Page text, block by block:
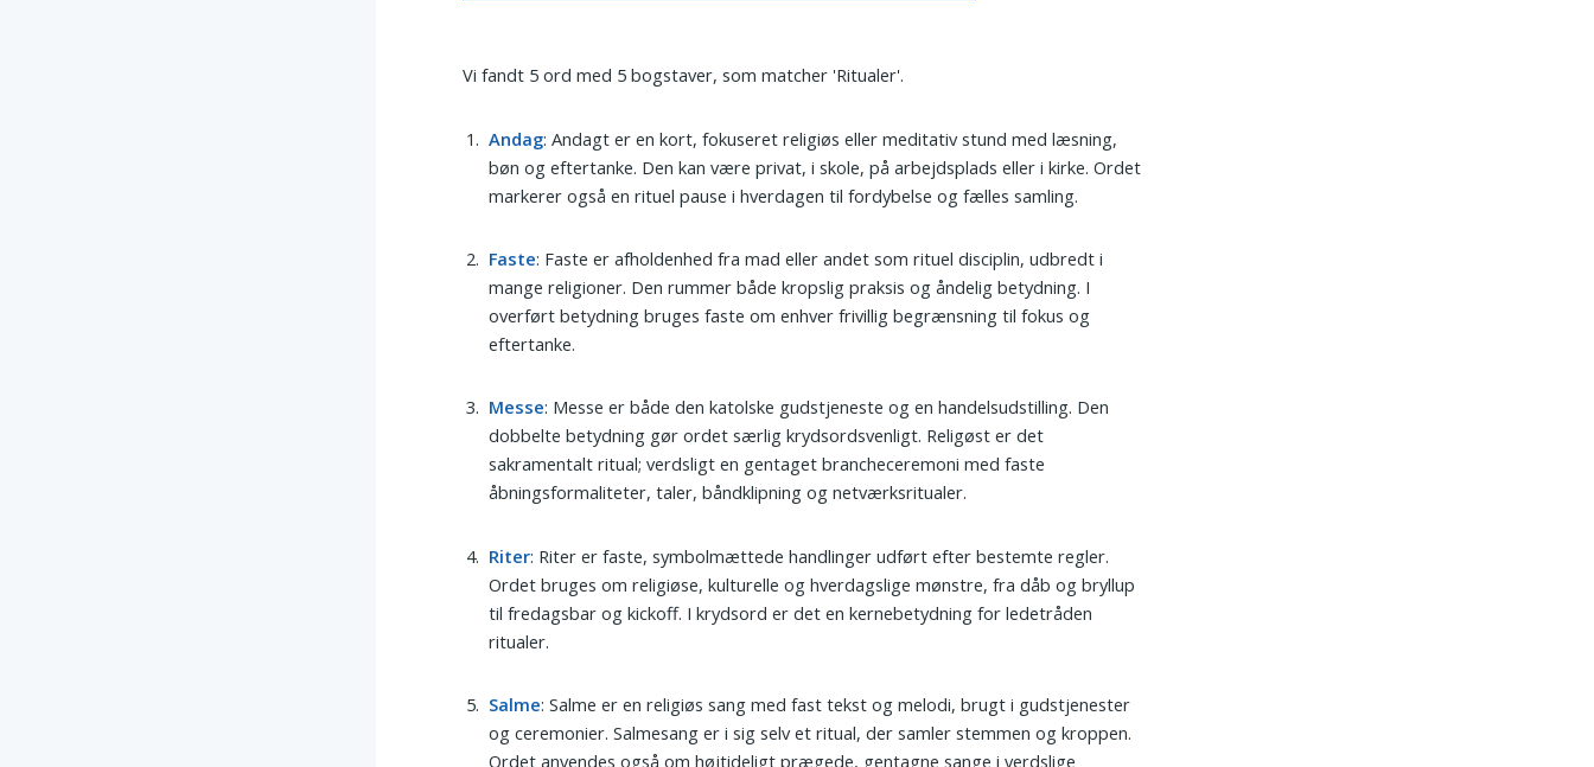
Vi fandt 5 ord med 5 bogstaver, som matcher 'Ritualer'.
Andag: Andagt er en kort, fokuseret religiøs eller meditativ stund med læsning,
bøn og eftertanke. Den kan være privat, i skole, på arbejdsplads eller i kirke. Ordet
markerer også en rituel pause i hverdagen til fordybelse og fælles samling.
Faste: Faste er afholdenhed fra mad eller andet som rituel disciplin, udbredt i
mange religioner. Den rummer både kropslig praksis og åndelig betydning. I
overført betydning bruges faste om enhver frivillig begrænsning til fokus og
eftertanke.
Messe: Messe er både den katolske gudstjeneste og en handelsudstilling. Den
dobbelte betydning gør ordet særlig krydsordsvenligt. Religøst er det
sakramentalt ritual; verdsligt en gentaget brancheceremoni med faste
åbningsformaliteter, taler, båndklipning og netværksritualer.
Riter: Riter er faste, symbolmættede handlinger udført efter bestemte regler.
Ordet bruges om religiøse, kulturelle og hverdagslige mønstre, fra dåb og bryllup
til fredagsbar og kickoff. I krydsord er det en kernebetydning for ledetråden
ritualer.
Salme: Salme er en religiøs sang med fast tekst og melodi, brugt i gudstjenester
og ceremonier. Salmesang er i sig selv et ritual, der samler stemmen og kroppen.
Ordet anvendes også om højtideligt prægede, gentagne sange i verdslige